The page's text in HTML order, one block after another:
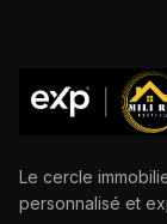
Le cercle
personnalisé et